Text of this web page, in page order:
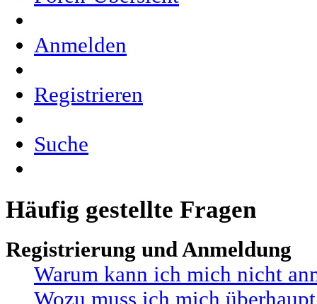
Anmelden
Registrieren
Suche
Häufig gestellte Fragen
Registrierung und Anmeldung
Warum kann ich mich nicht